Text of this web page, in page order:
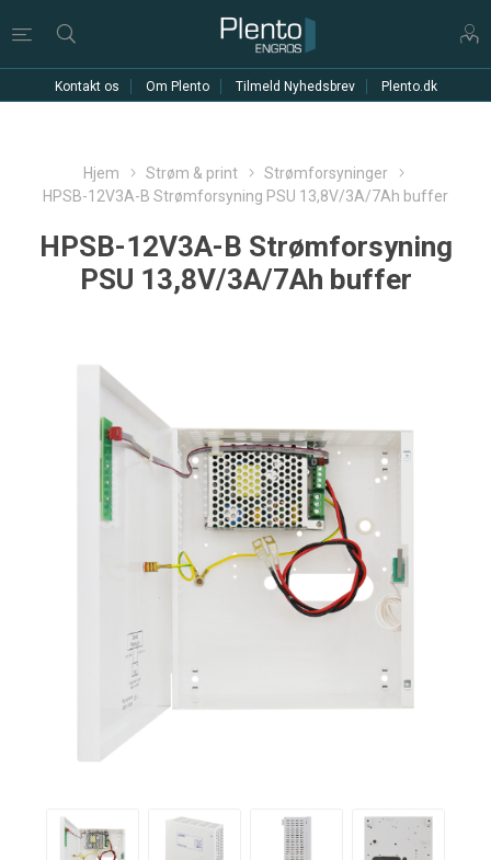
Kontakt os Om Plento Tilmeld Nyhedsbrev Plento.dk
Hjem Strøm & print
Strømforsyninger
HPSB-12V3A-B Strømforsyning PSU 13,8V/3A/7Ah buffer
HPSB-12V3A-B Strømforsyning
PSU 13,8V/3A/7Ah buffer